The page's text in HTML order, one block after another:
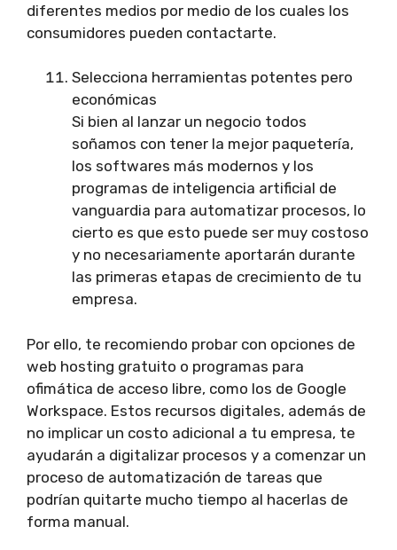
diferentes medios por medio de los cuales los
consumidores pueden contactarte.
Selecciona herramientas potentes pero
económicas
Si bien al lanzar un negocio todos
soñamos con tener la mejor paquetería,
los softwares más modernos y los
programas de inteligencia artificial de
vanguardia para automatizar procesos, lo
cierto es que esto puede ser muy costoso
y no necesariamente aportarán durante
las primeras etapas de crecimiento de tu
empresa.
Por ello, te recomiendo probar con opciones de
web hosting gratuito o programas para
ofimática de acceso libre, como los de Google
Workspace. Estos recursos digitales, además de
no implicar un costo adicional a tu empresa, te
ayudarán a digitalizar procesos y a comenzar un
proceso de automatización de tareas que
podrían quitarte mucho tiempo al hacerlas de
forma manual.